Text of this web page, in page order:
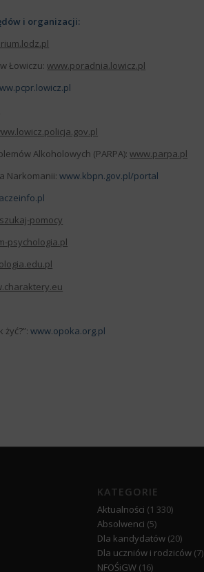
i organizacji:
Łowiczu:www.poradnia.lowicz.pl
Alkoholowych (PARPA):www.parpa.pl
Narkomanii:www.kbpn.gov.pl/portal
pomocy
psychologia.pl
żyć?”:www.opoka.org.pl
KATEGORIE
Aktualności (1 330)
Absolwenci (5)
Dla kandydatów(20)
Dla uczniów i rodziców(7)
NFOŚiGW(16)